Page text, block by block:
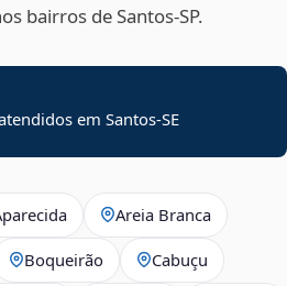
bairros de Santos‑SP.
emSantos-SE
Areia Branca
Boqueirão Cabuçu